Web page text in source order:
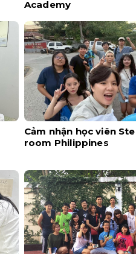
Academy
Cảm nhận học viên
room Philippines